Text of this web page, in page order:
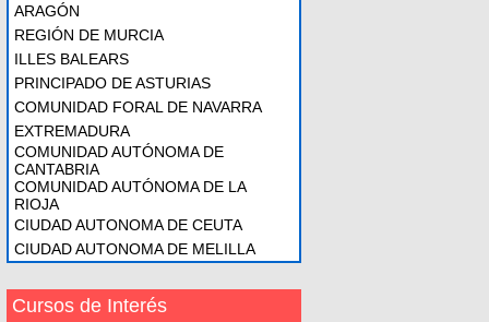
ARAGÓN
REGIÓN DE MURCIA
ILLES BALEARS
PRINCIPADO DE ASTURIAS
COMUNIDAD FORAL DE NAVARRA
EXTREMADURA
COMUNIDAD AUTÓNOMA DE
CANTABRIA
COMUNIDAD AUTÓNOMA DE LA
RIOJA
CIUDAD AUTONOMA DE CEUTA
CIUDAD AUTONOMA DE MELILLA
Cursos de Interés